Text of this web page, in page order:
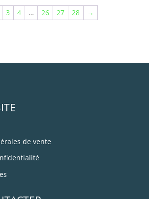
3 4 … 26 27 28 →
de vente